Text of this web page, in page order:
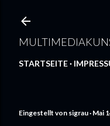
STARTSEITE
Eingestellt von sigrau Mai